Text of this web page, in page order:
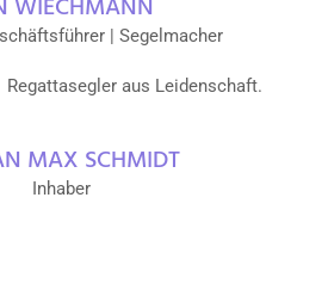
WIECHMANN
| Segelmacher
aus Leidenschaft.
MAX SCHMIDT
Inhaber